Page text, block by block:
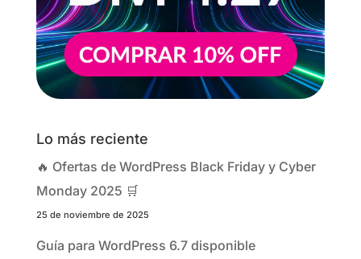
Lo más reciente
🔥 Ofertas de WordPress Black Friday y Cyber
Monday 2025 🛒
25 de noviembre de 2025
Guía para WordPress 6.7 disponible